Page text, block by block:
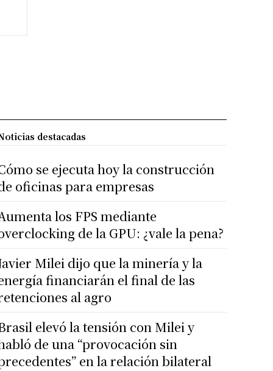
destacadas
se ejecuta hoy la construcción
oficinas para empresas
los FPS mediante
de la GPU: ¿vale la pena?
Milei dijo que la minería y la
financiarán el final de las
al agro
elevó la tensión con Milei y
de una “provocación sin
en la relación bilateral